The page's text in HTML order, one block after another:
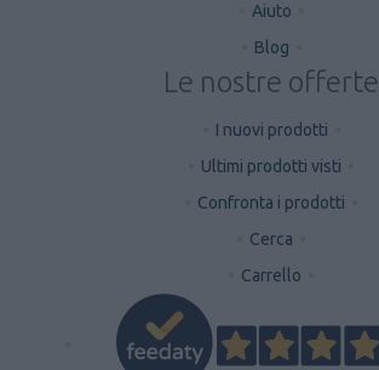
Aiuto
Blog
Le nostre offerte
I nuovi prodotti
Ultimi prodotti visti
Confronta i prodotti
Cerca
Carrello